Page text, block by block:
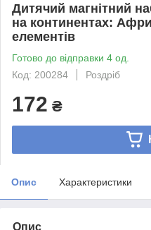
Дитячий магнітний
на континентах:
елементів
Готово до відправки 4 од.
Код: 200284
Роздріб
172 ₴
Опис Характеристики
Опис